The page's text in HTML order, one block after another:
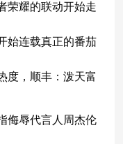
荣耀的联动开始走
始连载真正的番茄
度，顺丰：泼天富
侮辱代言人周杰伦